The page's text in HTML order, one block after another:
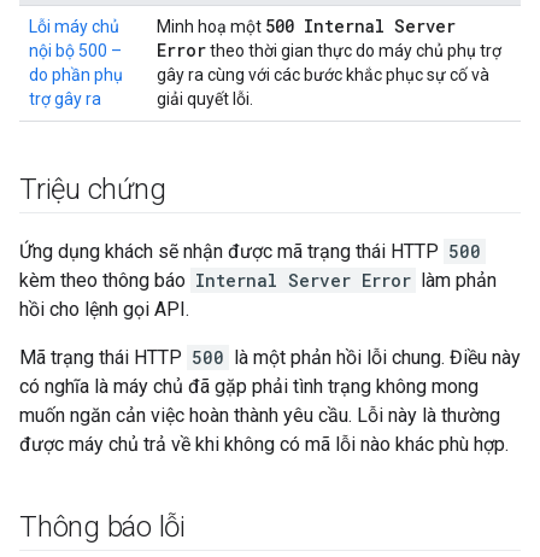
Lỗi máy chủ
nội bộ 500 –
do phần phụ
trợ gây ra
Minh hoạ một 500 Internal Server
Errortheo thời gian thực do máy chủ phụ trợ
gây ra cùng với các bước khắc phục sự cố và
giải quyết lỗi.
Triệu chứng
Ứng dụng khách sẽ nhận được mã trạng thái HTTP 500
kèm theo thông báo Internal Server Error làm phản
hồi cho lệnh gọi API.
Mã trạng thái HTTP 500 là một phản hồi lỗi chung. Điều này
có nghĩa là máy chủ đã gặp phải tình trạng không mong
muốn ngăn cản việc hoàn thành yêu cầu. Lỗi này là thường
được máy chủ trả về khi không có mã lỗi nào khác phù hợp.
Thông báo lỗi